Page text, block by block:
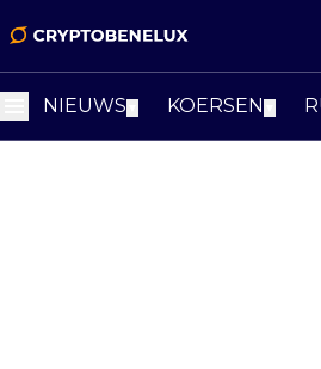
NIEUWS KOERSEN